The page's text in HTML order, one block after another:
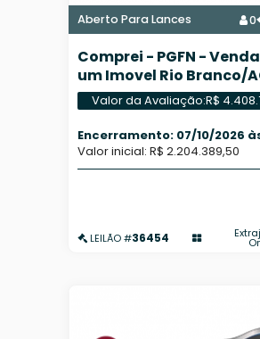
Aberto Para Lances 0
Comprei - PGFN -
um Imovel Rio Branco/
Valor da Avaliação:R$
Encerramento: 07/10/2026
Valor inicial: R$ 2.204.389,50
LEILÃO #36454